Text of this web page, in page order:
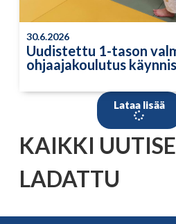
30.6.2026
Uudistettu 1-tason
ohjaajakoulutus
Lataa lisää
KAIKKI
LADATTU